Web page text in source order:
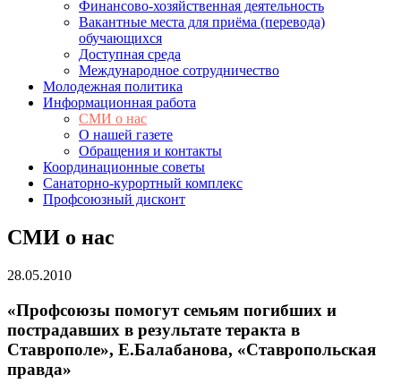
Финансово-хозяйственная деятельность
Вакантные места для приёма (перевода)
обучающихся
Доступная среда
Международное сотрудничество
Молодежная политика
Информационная работа
СМИ о нас
О нашей газете
Обращения и контакты
Координационные советы
Санаторно-курортный комплекс
Профсоюзный дисконт
СМИ о нас
28.05.2010
«Профсоюзы помогут семьям погибших и
пострадавших в результате теракта в
Ставрополе», Е.Балабанова, «Ставропольская
правда»